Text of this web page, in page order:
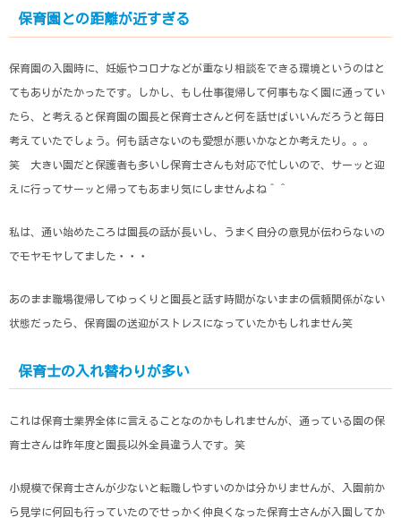
保育園との距離が近すぎる
保育園の入園時に、妊娠やコロナなどが重なり相談をできる環境というのはと
てもありがたかったです。しかし、もし仕事復帰して何事もなく園に通ってい
たら、と考えると保育園の園長と保育士さんと何を話せばいいんだろうと毎日
考えていたでしょう。何も話さないのも愛想が悪いかなとか考えたり。。。
笑 大きい園だと保護者も多いし保育士さんも対応で忙しいので、サーッと迎
えに行ってサーッと帰ってもあまり気にしませんよね＾＾
私は、通い始めたころは園長の話が長いし、うまく自分の意見が伝わらないの
でモヤモヤしてました・・・
あのまま職場復帰してゆっくりと園長と話す時間がないままの信頼関係がない
状態だったら、保育園の送迎がストレスになっていたかもしれません笑
保育士の入れ替わりが多い
これは保育士業界全体に言えることなのかもしれませんが、通っている園の保
育士さんは昨年度と園長以外全員違う人です。笑
小規模で保育士さんが少ないと転職しやすいのかは分かりませんが、入園前か
ら見学に何回も行っていたのでせっかく仲良くなった保育士さんが入園してか